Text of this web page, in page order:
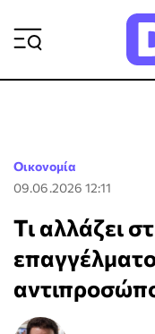
Οικονομία
09.06.2026 12:11
Τι αλλάζει